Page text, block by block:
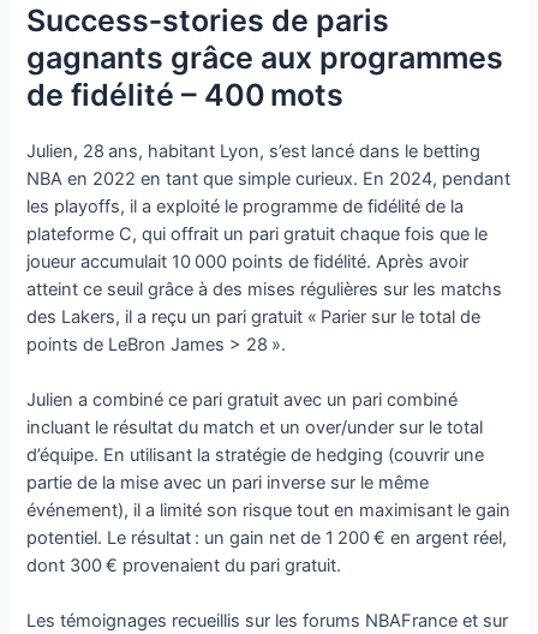
Success‑stories de paris
gagnants grâce aux programmes
de fidélité – 400 mots
Julien, 28 ans, habitant Lyon, s’est lancé dans le betting
NBA en 2022 en tant que simple curieux. En 2024, pendant
les playoffs, il a exploité le programme de fidélité de la
plateforme C, qui offrait un pari gratuit chaque fois que le
joueur accumulait 10 000 points de fidélité. Après avoir
atteint ce seuil grâce à des mises régulières sur les matchs
des Lakers, il a reçu un pari gratuit « Parier sur le total de
points de LeBron James > 28 ».
Julien a combiné ce pari gratuit avec un pari combiné
incluant le résultat du match et un over/under sur le total
d’équipe. En utilisant la stratégie de hedging (couvrir une
partie de la mise avec un pari inverse sur le même
événement), il a limité son risque tout en maximisant le gain
potentiel. Le résultat : un gain net de 1 200 € en argent réel,
dont 300 € provenaient du pari gratuit.
Les témoignages recueillis sur les forums NBAFrance et sur